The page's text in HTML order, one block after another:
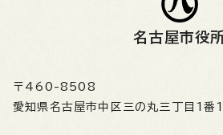
名古屋市役
〒460-8508
愛知県名古屋市中区三の丸三丁目1番